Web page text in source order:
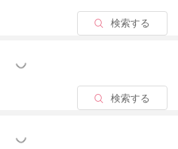
れることを意識的に続けて見てく
になるようにされてみるといいで
ゆっくりにしてくれる作用があり
すよ。
検索する
っと見る
検索する
っと見る